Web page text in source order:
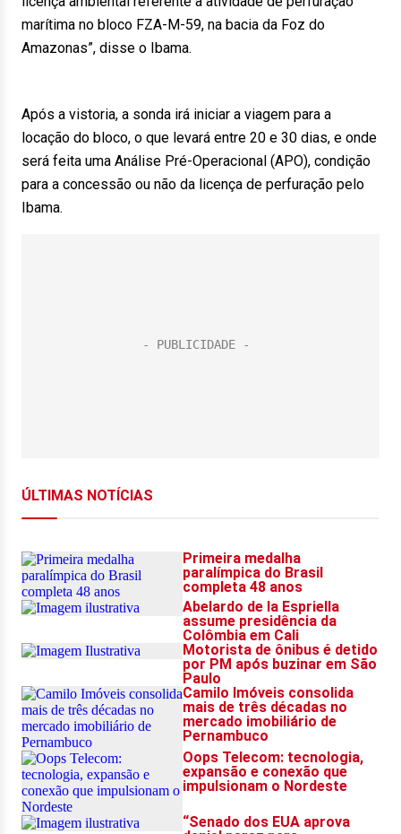
marítima no bloco FZA-M-59, na bacia da Foz do
Amazonas”, disse o Ibama.
Após a vistoria, a sonda irá iniciar a viagem para a
locação do bloco, o que levará entre 20 e 30 dias, e onde
será feita uma Análise Pré-Operacional (APO), condição
para a concessão ou não da licença de perfuração pelo
Ibama.